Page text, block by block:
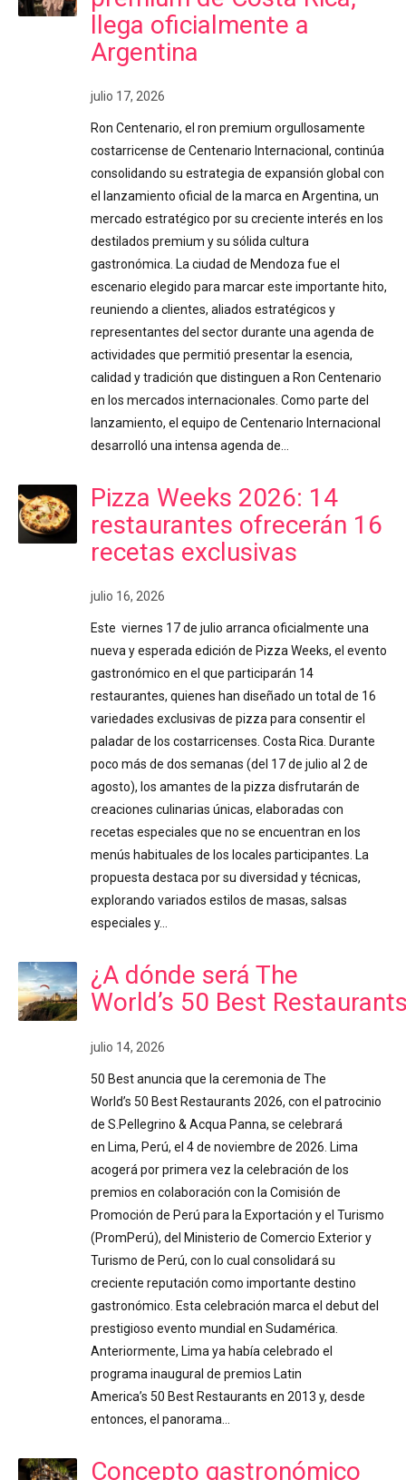
llega oficialmente a
Argentina
julio 17, 2026
Ron Centenario, el ron premium orgullosamente
costarricense de Centenario Internacional, continúa
consolidando su estrategia de expansión global con
el lanzamiento oficial de la marca en Argentina, un
mercado estratégico por su creciente interés en los
destilados premium y su sólida cultura
gastronómica. La ciudad de Mendoza fue el
escenario elegido para marcar este importante hito,
reuniendo a clientes, aliados estratégicos y
representantes del sector durante una agenda de
actividades que permitió presentar la esencia,
calidad y tradición que distinguen a Ron Centenario
en los mercados internacionales. Como parte del
lanzamiento, el equipo de Centenario Internacional
desarrolló una intensa agenda de…
Pizza Weeks 2026: 14
restaurantes ofrecerán 16
recetas exclusivas
julio 16, 2026
Este viernes 17 de julio arranca oficialmente una
nueva y esperada edición de Pizza Weeks, el evento
gastronómico en el que participarán 14
restaurantes, quienes han diseñado un total de 16
variedades exclusivas de pizza para consentir el
paladar de los costarricenses. Costa Rica. Durante
poco más de dos semanas (del 17 de julio al 2 de
agosto), los amantes de la pizza disfrutarán de
creaciones culinarias únicas, elaboradas con
recetas especiales que no se encuentran en los
menús habituales de los locales participantes. La
propuesta destaca por su diversidad y técnicas,
explorando variados estilos de masas, salsas
especiales y…
¿A dónde será The
World’s 50 Best
julio 14, 2026
50 Best anuncia que la ceremonia de The
World’s 50 Best Restaurants 2026, con el patrocinio
de S.Pellegrino & Acqua Panna, se celebrará
en Lima, Perú, el 4 de noviembre de 2026. Lima
acogerá por primera vez la celebración de los
premios en colaboración con la Comisión de
Promoción de Perú para la Exportación y el Turismo
(PromPerú), del Ministerio de Comercio Exterior y
Turismo de Perú, con lo cual consolidará su
creciente reputación como importante destino
gastronómico. Esta celebración marca el debut del
prestigioso evento mundial en Sudamérica.
Anteriormente, Lima ya había celebrado el
programa inaugural de premios Latin
America’s 50 Best Restaurants en 2013 y, desde
entonces, el panorama…
Concepto gastronómico